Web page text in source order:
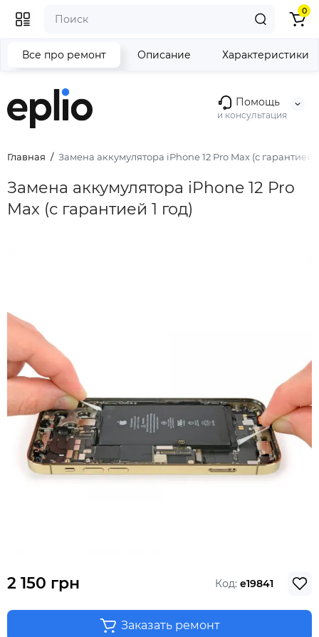
Помощь
и консультация
0
Главная Замена аккумулятора iPhone 12 Pro Max (с гарантией
Замена аккумулятора iPhone 12 Pro
Max (с гарантией 1 год)
Все про ремонт Описание Характеристики
2 150 грн Код: e19841
Заказать ремонт